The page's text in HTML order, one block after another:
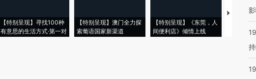
【特别呈现】寻找100种
有意思的生活方式·第一对
【特别呈现】澳门全力探
索葡语国家新渠道
【特别呈现】《东莞，人
间便利店》倾情上线
【推广】
会，让数